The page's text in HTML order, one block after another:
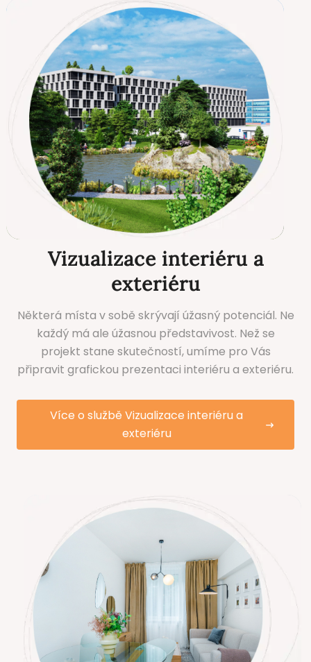
Vizualizace interiéru a
exteriéru
Některá místa v sobě skrývají úžasný potenciál. Ne
každý má ale úžasnou představivost. Než se
projekt stane skutečností, umíme pro Vás
připravit grafickou prezentaci interiéru a exteriéru.
Více o službě Vizualizace interiéru a
exteriéru